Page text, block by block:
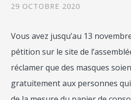
29 OCTOBRE 2020
Vous avez jusqu’au 13
pétition sur le site de
réclamer que des masques
gratuitement aux personnes